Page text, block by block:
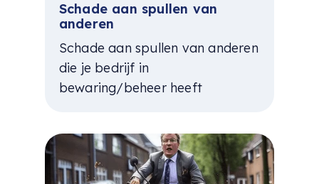
Schade aan spullen van
anderen
Schade aan spullen van anderen
die je bedrijf in
bewaring/beheer heeft